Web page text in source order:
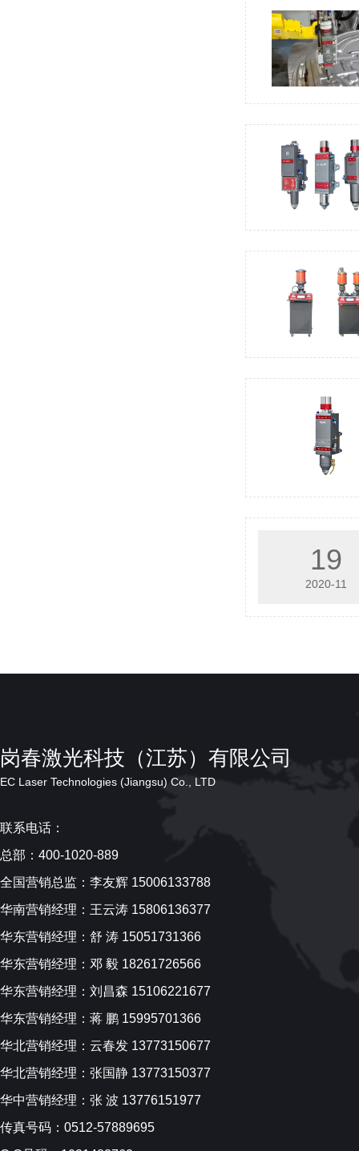
19
2020-11
岗春激光科技（江苏）有限公司
EC Laser Technologies (Jiangsu) Co., LTD
联系电话：
总部：400-1020-889
全国营销总监：李友辉 15006133788
华南营销经理：王云涛 15806136377
华东营销经理：舒 涛 15051731366
华东营销经理：邓 毅 18261726566
华东营销经理：刘昌森 15106221677
华东营销经理：蒋 鹏 15995701366
华北营销经理：云春发 13773150677
华北营销经理：张国静 13773150377
华中营销经理：张 波 13776151977
传真号码：0512-57889695